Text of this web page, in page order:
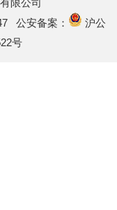
限公司
公安备案：
沪公
号